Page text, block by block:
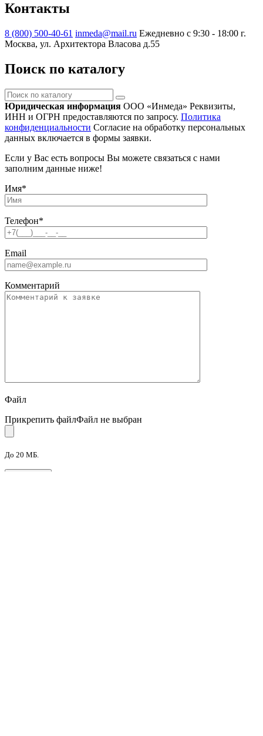
Контакты
8 (800) 500-40-61 inmeda@mail.ru Ежедневно с 9:30 - 18:00 г.
Москва, ул. Архитектора Власова д.55
Поиск по каталогу
Поиск
по
каталогу
Юридическая информация ООО «Инмеда» Реквизиты,
ИНН и ОГРН предоставляются по запросу. Политика
конфиденциальности Согласие на обработку персональных
данных включается в формы заявки.
Если у Вас есть вопросы Вы можете связаться с нами
заполним данные ниже!
Имя*
Телефон*
Email
Комментарий
Файл
Прикрепить файлФайл не выбран
До 20 МБ.